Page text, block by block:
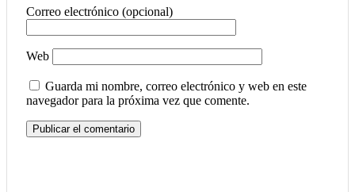
Correo electrónico (opcional)
Web
Guarda mi nombre, correo electrónico y web en este
navegador para la próxima vez que comente.